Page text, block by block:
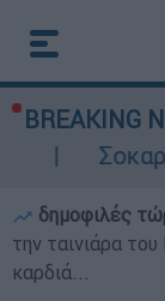
BREAKING
δημοφιλές
την ταινιάρα
καρδιά...